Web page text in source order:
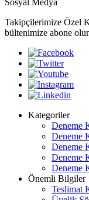
Sosyal Medya
Takipçilerimize Özel
bültenimize abone
Kategoriler
Deneme
Deneme
Deneme
Deneme
Deneme
Önemli Bilgiler
Teslimat